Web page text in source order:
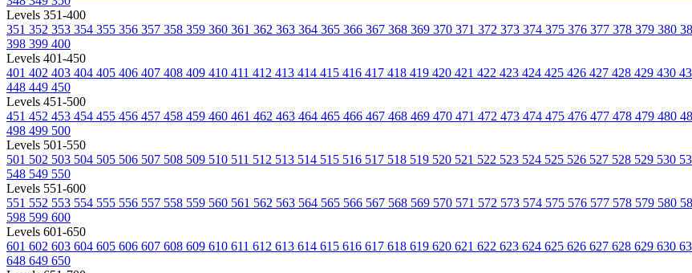
Levels 351-400
351 352 353 354 355 356 357 358 359 360 361 362 363 364 365 366 367 368 369 370 371 372 373 374 375 376 377 378 379 380
398 399 400
Levels 401-450
401 402 403 404 405 406 407 408 409 410 411 412 413 414 415 416 417 418 419 420 421 422 423 424 425 426 427 428 429 430
448 449 450
Levels 451-500
451 452 453 454 455 456 457 458 459 460 461 462 463 464 465 466 467 468 469 470 471 472 473 474 475 476 477 478 479 480
498 499 500
Levels 501-550
501 502 503 504 505 506 507 508 509 510 511 512 513 514 515 516 517 518 519 520 521 522 523 524 525 526 527 528 529 530
548 549 550
Levels 551-600
551 552 553 554 555 556 557 558 559 560 561 562 563 564 565 566 567 568 569 570 571 572 573 574 575 576 577 578 579 580
598 599 600
Levels 601-650
601 602 603 604 605 606 607 608 609 610 611 612 613 614 615 616 617 618 619 620 621 622 623 624 625 626 627 628 629 630
648 649 650